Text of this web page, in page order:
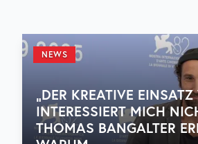
NEWS
„DER KREATIVE
INTERESSIERT MICH
THOMAS BANGALTER